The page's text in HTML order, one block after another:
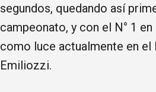
segundos, quedando así
campeonato, y con el N° 1 en
como luce actualmente en el
Emiliozzi.